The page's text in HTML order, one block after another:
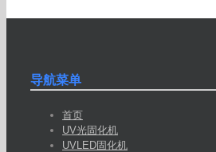
导航菜单
首页
UV光固化机
UVLED固化机